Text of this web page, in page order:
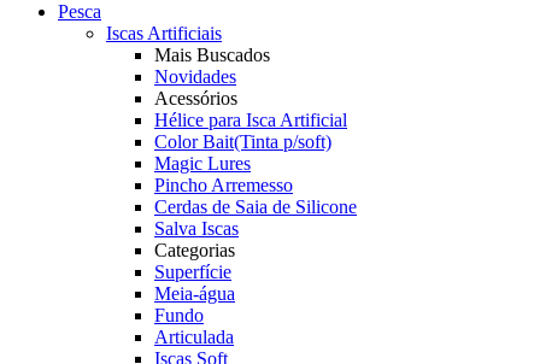
Pesca
Iscas Artificiais
Mais Buscados
Novidades
Acessórios
Hélice para Isca Artificial
Color Bait(Tinta p/soft)
Magic Lures
Pincho Arremesso
Cerdas de Saia de Silicone
Salva Iscas
Categorias
Superfície
Meia-água
Fundo
Articulada
Iscas Soft